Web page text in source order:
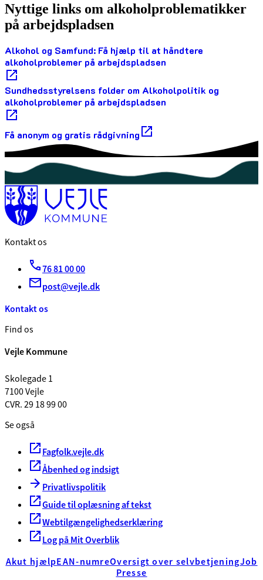
Nyttige links om alkoholproblematikker
på arbejdspladsen
Alkohol og Samfund: Få hjælp til at håndtere
alkoholproblemer på arbejdspladsen
Sundhedsstyrelsens folder om Alkoholpolitik og
alkoholproblemer på arbejdspladsen
Få anonym og gratis rådgivning
Kontakt os
76 81 00 00
post@vejle.dk
Kontakt os
Find os
Vejle Kommune
Skolegade 1
7100 Vejle
CVR. 29 18 99 00
Se også
Fagfolk.vejle.dk
Åbenhed og indsigt
Privatlivspolitik
Guide til oplæsning af tekst
Webtilgængelighedserklæring
Log på Mit Overblik
Akut hjælpEAN-numreOversigt over selvbetjeningJob
Presse